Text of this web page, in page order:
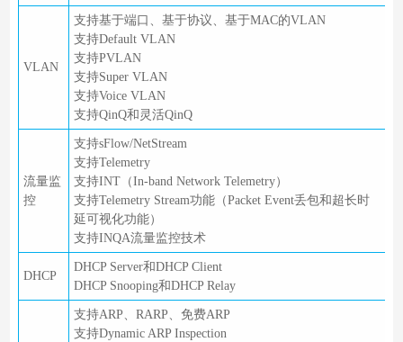
VLAN
支持基于端口、基于协议、基于MAC的VLAN
支持Default VLAN
支持PVLAN
支持Super VLAN
支持Voice VLAN
支持QinQ和灵活QinQ
流量监
控
支持sFlow/NetStream
支持Telemetry
支持INT（In-band Network Telemetry）
支持Telemetry Stream功能（Packet Event丢包和超长时
延可视化功能）
支持INQA流量监控技术
DHCP
DHCP Server和DHCP Client
DHCP Snooping和DHCP Relay
支持ARP、RARP、免费ARP
支持Dynamic ARP Inspection